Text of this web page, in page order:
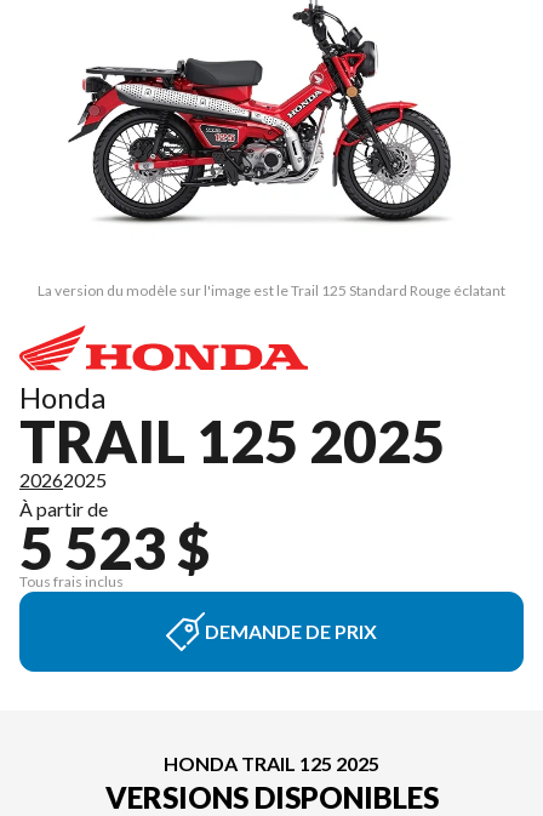
La version du modèle sur l'image est le Trail 125 Standard Rouge éclatant
Honda
TRAIL 125 2025
20262025
À partir de
5 523 $
Tous frais inclus
DEMANDE DE PRIX
HONDA TRAIL 125 2025
VERSIONS DISPONIBLES